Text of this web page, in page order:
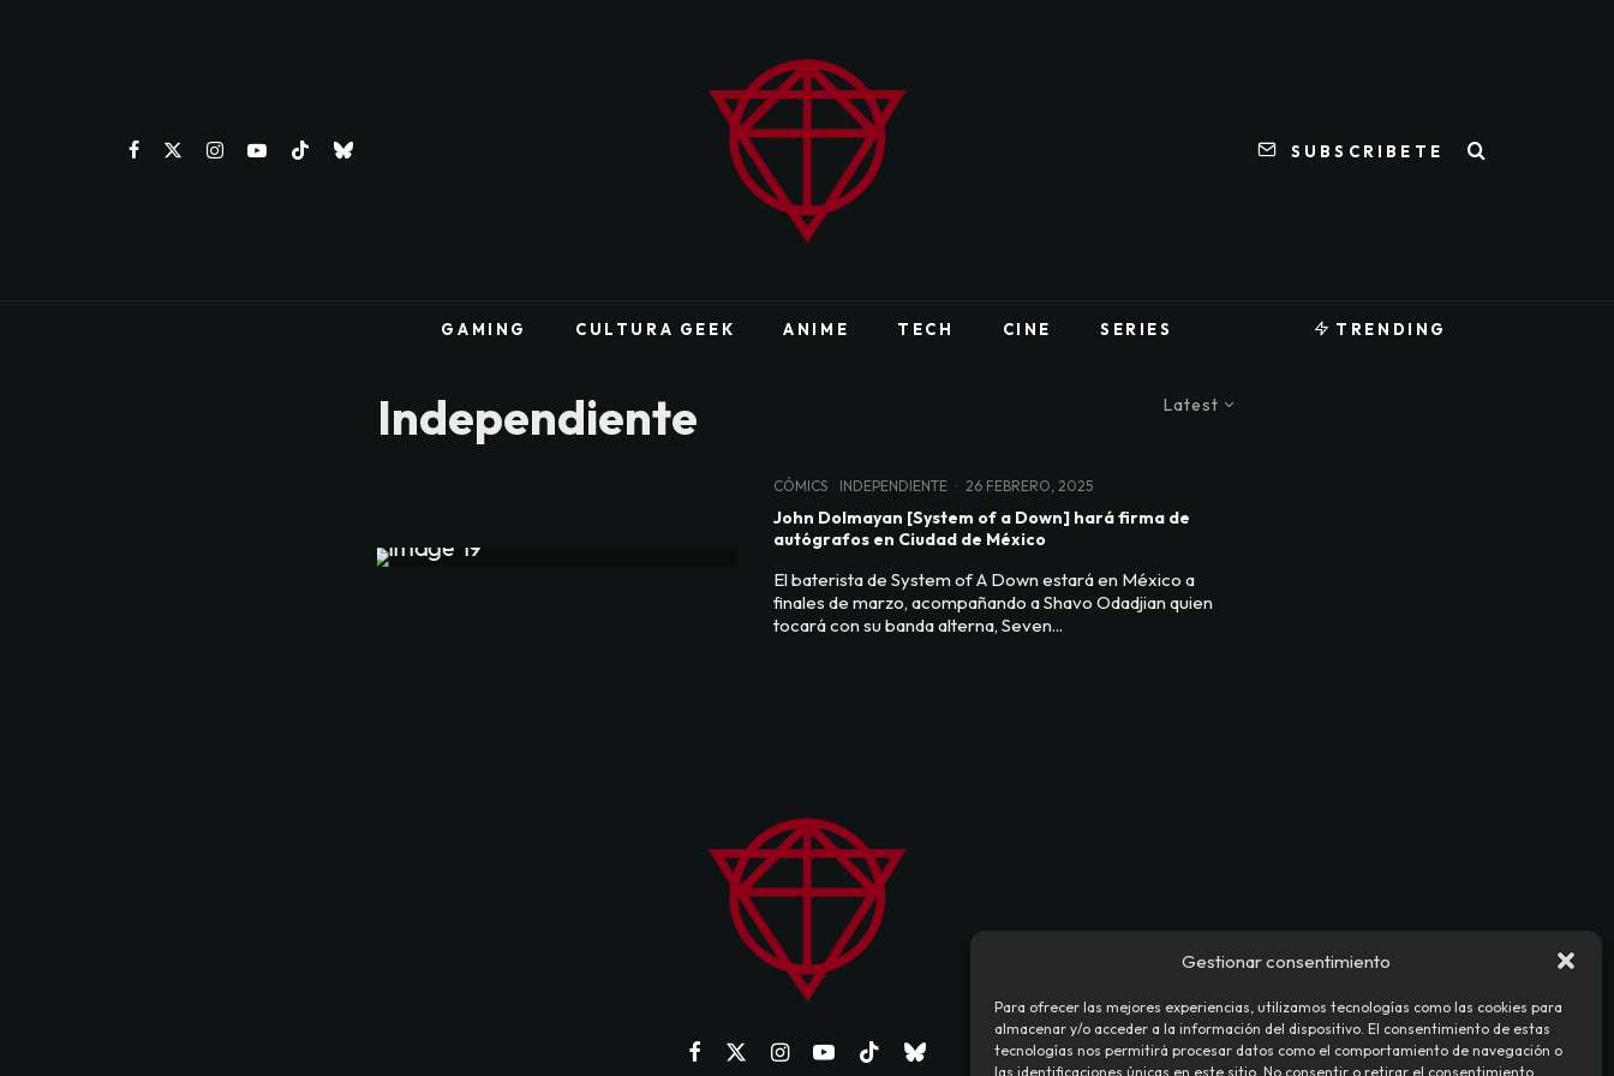
Gestionar consentimiento
Para ofrecer las mejores experiencias, utilizamos tecnologías como las cookies para
almacenar y/o acceder a la información del dispositivo. El consentimiento de estas
tecnologías nos permitirá procesar datos como el comportamiento de navegación o
las identificaciones únicas en este sitio. No consentir o retirar el consentimiento,
SUBSCRIBETE
GAMING CULTURA GEEK ANIME TECH CINE SERIES TRENDING
Latest
Independiente
CÓMICS INDEPENDIENTE · 26 FEBRERO, 2025
John Dolmayan [System of a Down] hará firma de
autógrafos en Ciudad de México
El baterista de System of A Down estará en México a
finales de marzo, acompañando a Shavo Odadjian quien
tocará con su banda alterna, Seven...